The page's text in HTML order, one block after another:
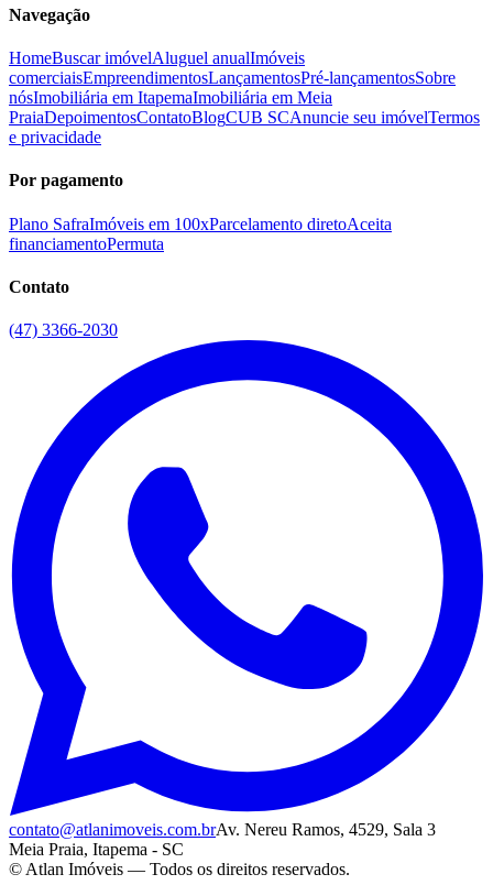
Navegação
HomeBuscar imóvelAluguel anualImóveis
comerciaisEmpreendimentosLançamentosPré-lançamentosSobre
nósImobiliária em ItapemaImobiliária em Meia
PraiaDepoimentosContatoBlogCUB SCAnuncie seu imóvelTermos
e privacidade
Por pagamento
Plano SafraImóveis em 100xParcelamento diretoAceita
financiamentoPermuta
Contato
(47) 3366-2030
contato@atlanimoveis.com.brAv. Nereu Ramos, 4529, Sala 3
Meia Praia, Itapema - SC
© Atlan Imóveis — Todos os direitos reservados.